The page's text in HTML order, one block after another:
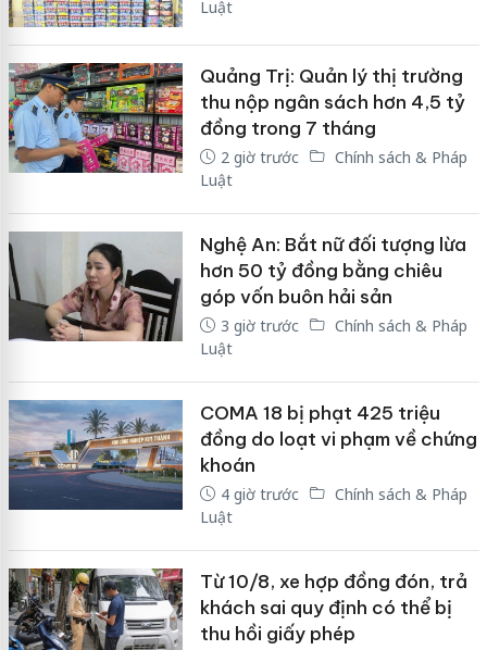
Luật
Quảng Trị: Quản lý thị trường
thu nộp ngân sách hơn 4,5 tỷ
đồng trong 7 tháng
2 giờ trước
Chính sách & Pháp
Luật
Nghệ An: Bắt nữ đối tượng lừa
hơn 50 tỷ đồng bằng chiêu
góp vốn buôn hải sản
3 giờ trước
Chính sách & Pháp
Luật
COMA 18 bị phạt 425 triệu
đồng do loạt vi phạm về chứng
khoán
4 giờ trước
Chính sách & Pháp
Luật
Từ 10/8, xe hợp đồng đón, trả
khách sai quy định có thể bị
thu hồi giấy phép